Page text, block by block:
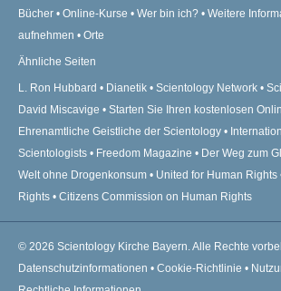
Bücher
Online-Kurse Wer bin ich? Weitere
aufnehmen
Orte
Ähnliche Seiten
L. Ron Hubbard Dianetik Scientology Network
David Miscavige
Starten Sie Ihren kostenlosen
Ehrenamtliche Geistliche der Scientology
Scientologists
Freedom Magazine Der Weg zum
Welt ohne Drogenkonsum
United for Human Rights
Rights
Citizens Commission on Human Rights
© 2026 Scientology Kirche Bayern.Alle Rechte
Datenschutzinformationen • Cookie-Richtlinie •